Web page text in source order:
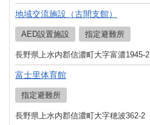
地域交流施設（古間支館）
AED設置施設 指定避難所
長野県上水内郡信濃町大字富濃1945-2
富士里体育館
指定避難所
長野県上水内郡信濃町大字穂波362-2